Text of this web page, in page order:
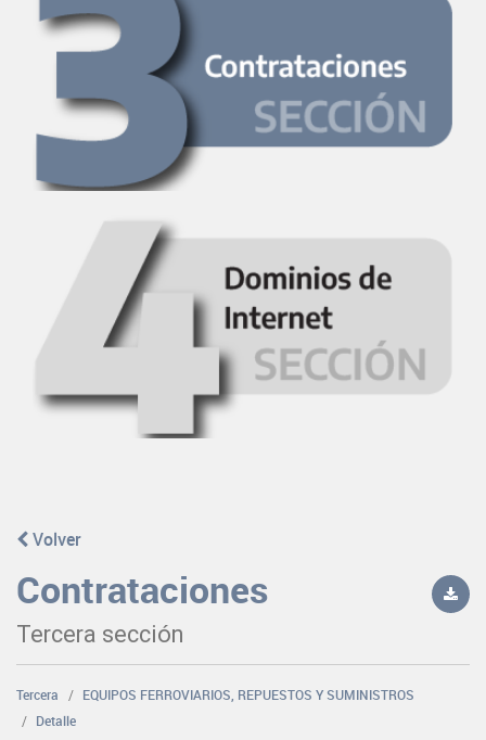
Volver
Contrataciones
Tercera sección
Tercera
EQUIPOS FERROVIARIOS, REPUESTOS Y SUMINISTROS
Detalle